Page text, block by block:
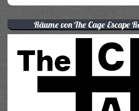
Räume von The Cage Escape